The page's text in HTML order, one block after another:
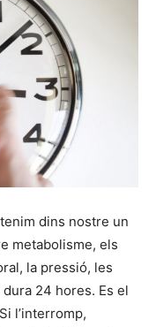
dins nostre un
metabolisme, els
la pressió, les
24 hores. Es el
l’interromp,